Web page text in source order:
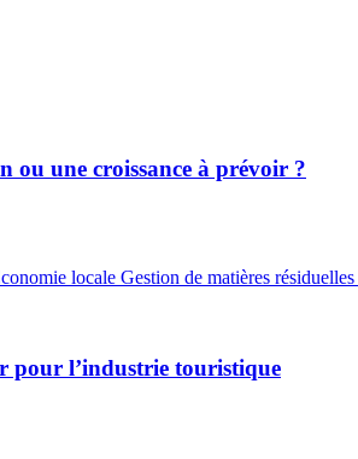
ou une croissance à prévoir ?
locale Gestion de matières résiduelles
pour l’industrie touristique